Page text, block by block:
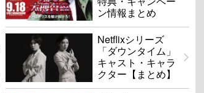
ン情報まとめ
Netflixシリーズ
「ダウンタイム」
キャスト・キャラ
クター【まとめ】